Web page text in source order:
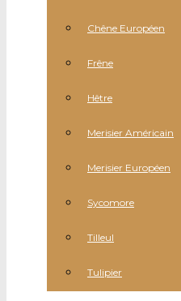
Chêne Européen
Frêne
Hêtre
Merisier Américain
Merisier Européen
Sycomore
Tilleul
Tulipier